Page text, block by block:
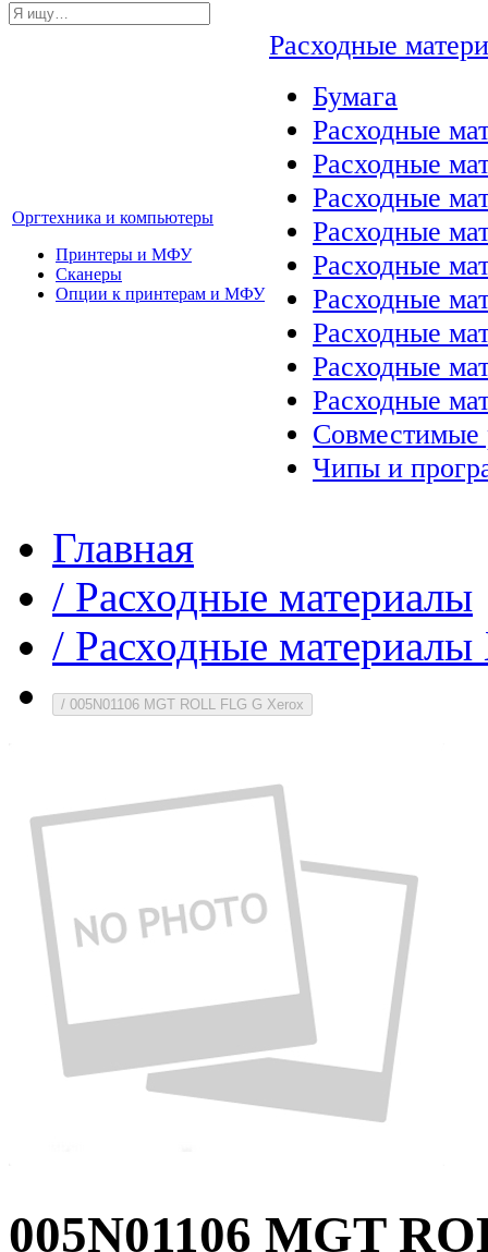
Оргтехника и компьютеры
Принтеры и МФУ
Сканеры
Опции к принтерам и МФУ
Расходные
Бумага
Расходные
Расходные
Расходные
Расходные
Расходные
Расходные
Расходные
Расходные
Расходные
Совместимые
Чипы и
Главная
/ Расходные материалы
/ Расходные
/ 005N01106 MGT ROLL FLG G Xerox
005N01106 MGT